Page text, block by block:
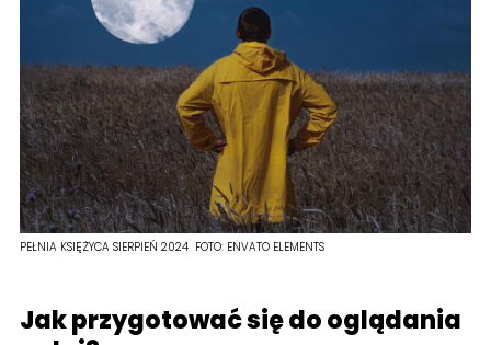
PEŁNIA KSIĘŻYCA SIERPIEŃ 2024 FOTO: ENVATO ELEMENTS
Jak przygotować się do oglądania